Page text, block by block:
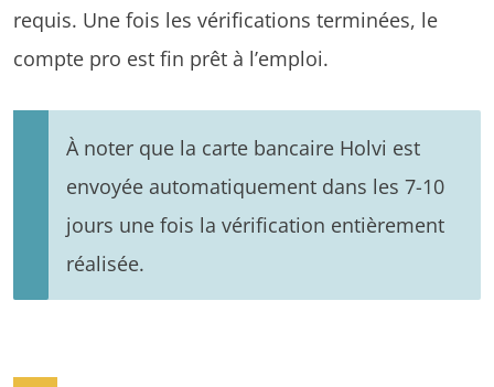
requis. Une fois les vérifications terminées, le
compte pro est fin prêt à l’emploi.
À noter que la carte bancaire Holvi est
envoyée automatiquement dans les 7-10
jours une fois la vérification entièrement
réalisée.